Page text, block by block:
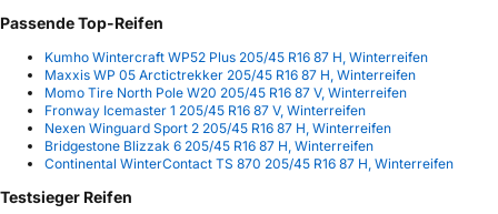
Passende Top-Reifen
Kumho Wintercraft WP52 Plus 205/45 R16 87 H, Winterreifen
Maxxis WP 05 Arctictrekker 205/45 R16 87 H, Winterreifen
Momo Tire North Pole W20 205/45 R16 87 V, Winterreifen
Fronway Icemaster 1 205/45 R16 87 V, Winterreifen
Nexen Winguard Sport 2 205/45 R16 87 H, Winterreifen
Bridgestone Blizzak 6 205/45 R16 87 H, Winterreifen
Continental WinterContact TS 870 205/45 R16 87 H, Winterreifen
Testsieger Reifen